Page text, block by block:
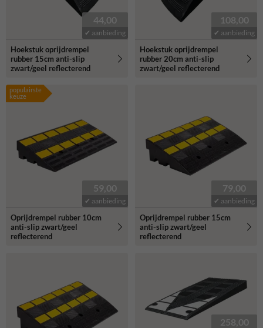
44,00
✔ aanbieding
Hoekstuk oprijdrempel
rubber 15cm anti-slip
zwart/geel reflecterend
108,00
✔ aanbieding
Hoekstuk oprijdrempel
rubber 20cm anti-slip
zwart/geel reflecterend
populairste
keuze
59,00
✔ aanbieding
Oprijdrempel rubber 10cm
anti-slip zwart/geel
reflecterend
79,00
✔ aanbieding
Oprijdrempel rubber 15cm
anti-slip zwart/geel
reflecterend
258,00